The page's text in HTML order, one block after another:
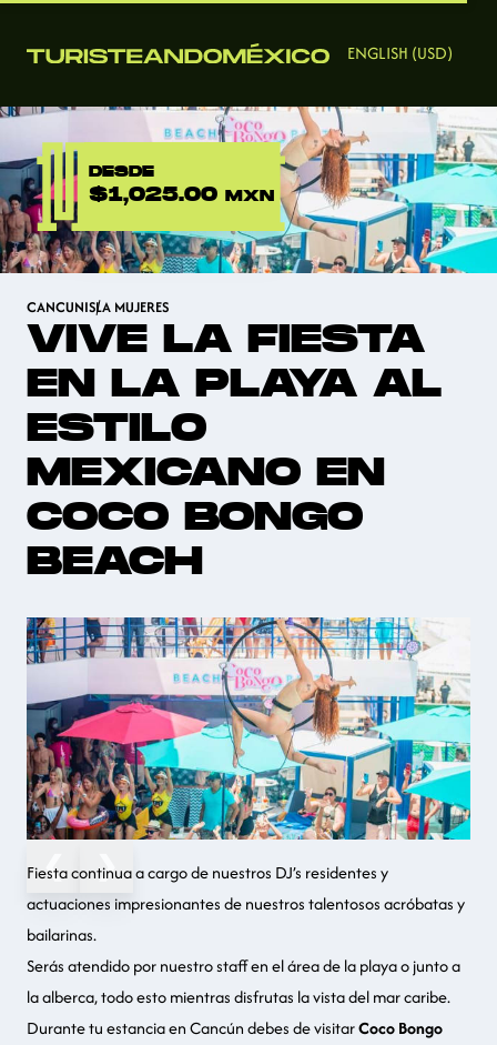
ENGLISH (USD)
DESDE
$1,025.00 MXN
CANCUNISLA MUJERES
VIVE LA FIESTA
EN LA PLAYA AL
ESTILO
MEXICANO EN
COCO BONGO
BEACH
❮ ❯
Fiesta continua a cargo de nuestros DJ’s residentes y
actuaciones impresionantes de nuestros talentosos acróbatas y
bailarinas.
Serás atendido por nuestro staff en el área de la playa o junto a
la alberca, todo esto mientras disfrutas la vista del mar caribe.
Durante tu estancia en Cancún debes de visitarCoco Bongo